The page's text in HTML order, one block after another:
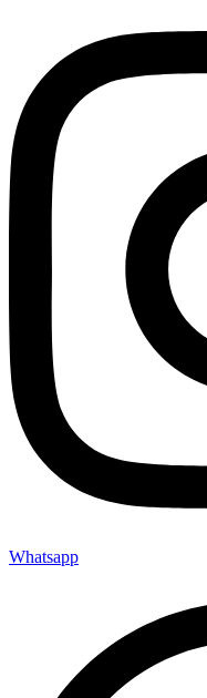
Whatsapp